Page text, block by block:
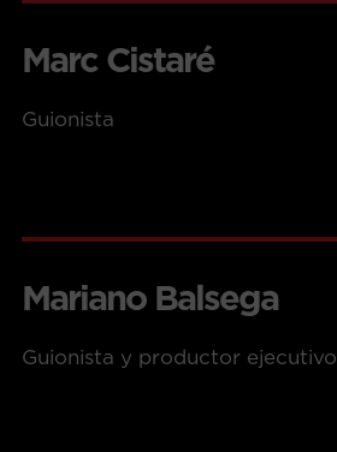
Marc Cistaré
Guionista
Mariano Balsega
Guionista y productor ejecutivo